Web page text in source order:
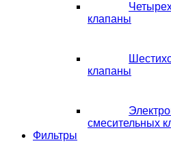
клапаны
клапаны
смесительных
Фильтры